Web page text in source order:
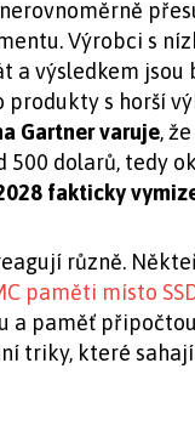
Výrobci s
a výsledkem jsou
produkty s horší
Gartner varuje,
500 dolarů, tedy
fakticky
různě.
paměti místo
a paměť
triky, které